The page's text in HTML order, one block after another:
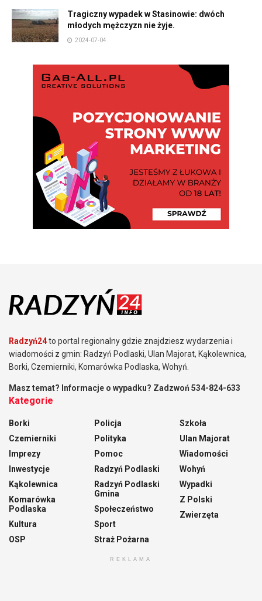
Tragiczny wypadek w Stasinowie: dwóch
młodych mężczyzn nie żyje.
2024-07-04
Radzyń24to portal regionalny gdzie znajdziesz wydarzenia i
wiadomości z gmin: Radzyń Podlaski, Ulan Majorat, Kąkolewnica,
Borki, Czemierniki, Komarówka Podlaska, Wohyń.
Masz temat? Informacje o wypadku? Zadzwoń 534-824-633
Kategorie
Borki
Czemierniki
Imprezy
Inwestycje
Kąkolewnica
Komarówka
Podlaska
Kultura
OSP
Policja
Polityka
Pomoc
Radzyń Podlaski
Radzyń Podlaski
Gmina
Społeczeństwo
Sport
Straż Pożarna
Szkoła
Ulan Majorat
Wiadomości
Wohyń
Wypadki
Z Polski
Zwierzęta
REKLAMA